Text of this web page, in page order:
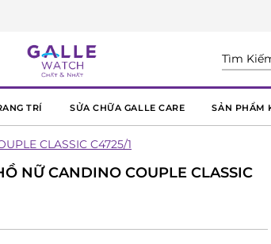
TRÍ SỬA CHỮA GALLE CARE SẢN PHẨM
CLASSIC C4725/1
NỮ CANDINO COUPLE CLASSIC